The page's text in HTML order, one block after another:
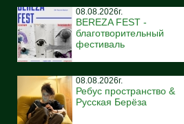
08.08.2026г.
BEREZA FEST -
благотворительный
фестиваль
08.08.2026г.
Ребус пространство &
Русская Берёза